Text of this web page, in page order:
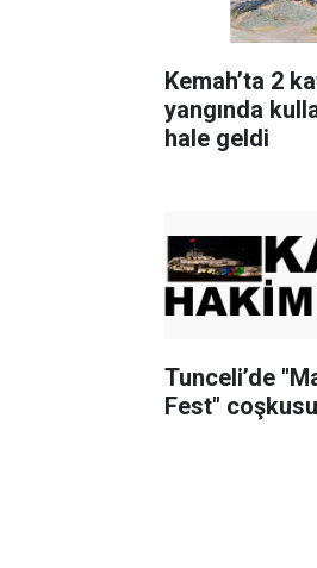
Kemah’ta 2
yangında
hale geldi
Tunceli’de
Fest"